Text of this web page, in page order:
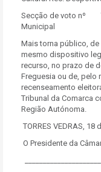
Secção de voto nº
Mais torna público,
mesmo dispositivo
recurso, no prazo de
Freguesia ou de, pelo
recenseamento
Tribunal da Comarca
Região Autónoma.
TORRES VEDRAS,
O Presidente da